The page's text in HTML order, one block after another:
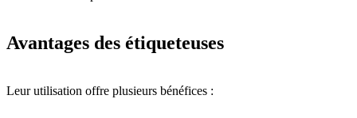
Avantages des étiqueteuses
Leur utilisation offre plusieurs bénéfices :